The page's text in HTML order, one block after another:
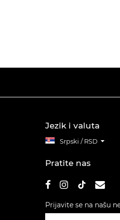
Jezik i valuta
Srpski / RSD
Pratite nas
Prijavite se na našu